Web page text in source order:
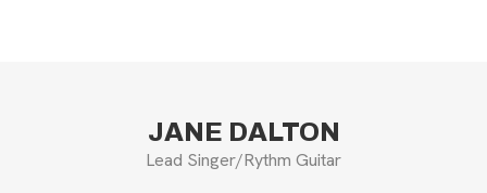
JANE DALTON
Lead Singer/Rythm Guitar